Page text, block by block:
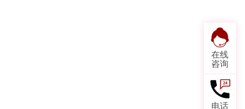
在线
咨询
电话